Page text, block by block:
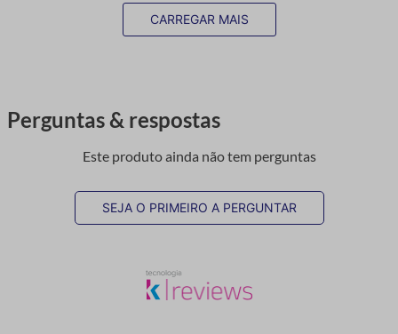
CARREGAR MAIS
Perguntas & respostas
Este produto ainda não tem perguntas
SEJA O PRIMEIRO A PERGUNTAR